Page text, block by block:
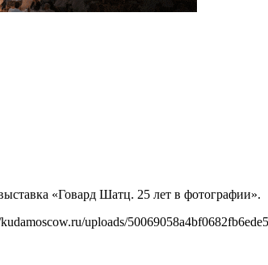
«Говард Шатц. 25 лет в фотографии».
uploads/